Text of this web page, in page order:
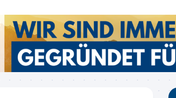
der
KPAF®
DER
GROSSE
5G